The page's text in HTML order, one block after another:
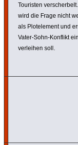
Touristen
wird die Frage nicht
als Plot­ele­ment und
Vater-Sohn-Konflikt
verleihen soll.